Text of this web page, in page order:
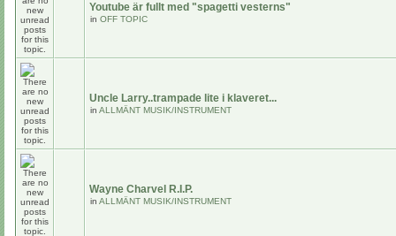
Youtube är fullt med "spagetti vesterns"
in OFF TOPIC
Uncle Larry..trampade lite i klaveret...
in ALLMÄNT MUSIK/INSTRUMENT
Wayne Charvel R.I.P.
in ALLMÄNT MUSIK/INSTRUMENT